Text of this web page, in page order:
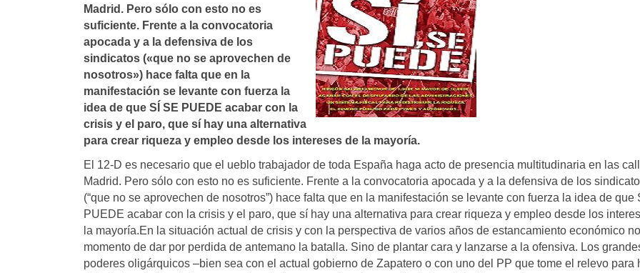
Madrid. Pero sólo con esto no es
suficiente. Frente a la convocatoria
apocada y a la defensiva de los
sindicatos («que no se aprovechen de
nosotros») hace falta que en la
manifestación se levante con fuerza la
idea de que SÍ SE PUEDE acabar con la
crisis y el paro, que sí­ hay una alternativa
para crear riqueza y empleo desde los intereses de la mayorí­a.
El 12-D es necesario que el ueblo trabajador de toda España haga acto de presencia multitudinaria en las
Madrid. Pero sólo con esto no es suficiente. Frente a la convocatoria apocada y a la defensiva de los
(“que no se aprovechen de nosotros”) hace falta que en la manifestación se levante con fuerza la idea de que
PUEDE acabar con la crisis y el paro, que sí hay una alternativa para crear riqueza y empleo desde los
la mayoría.En la situación actual de crisis y con la perspectiva de varios años de estancamiento económico
momento de dar por perdida de antemano la batalla. Sino de plantar cara y lanzarse a la ofensiva. Los
poderes oligárquicos –bien sea con el actual gobierno de Zapatero o con uno del PP que tome el relevo para